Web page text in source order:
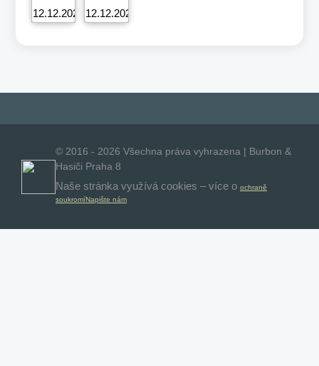
© 2016 - 2026 Všechna práva vyhrazena | Burbon &
Hasiči Praha 8
Naše stránka využívá cookies – více o ochraně
soukromíNapište nám